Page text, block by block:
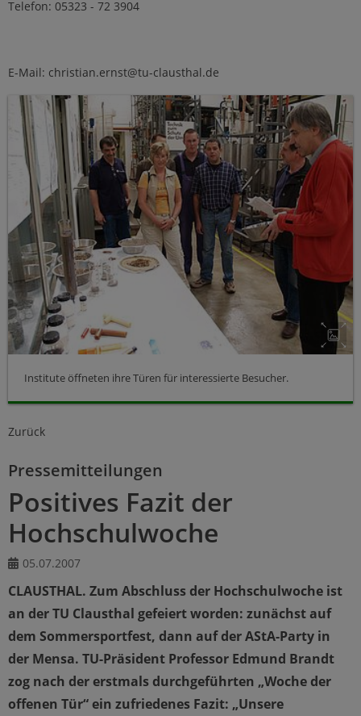
Telefon: 05323 - 72 3904
E-Mail: christian.ernst@tu-clausthal.de
Institute öffneten ihre Türen für interessierte Besucher.
Zurück
Pressemitteilungen
Positives Fazit der
Hochschulwoche
05.07.2007
CLAUSTHAL. Zum Abschluss der Hochschulwoche ist
an der TU Clausthal gefeiert worden: zunächst auf
dem Sommersportfest, dann auf der AStA-Party in
der Mensa. TU-Präsident Professor Edmund Brandt
zog nach der erstmals durchgeführten „Woche der
offenen Tür“ ein zufriedenes Fazit: „Unsere